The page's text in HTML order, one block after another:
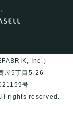
Inc.）
屋5丁目5-26
号
rights reserved.